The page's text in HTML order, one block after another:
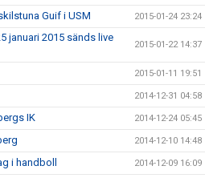
Guif i USM 2015-01-24 23:24
januari 2015 sänds live
2015-01-22 14:37
2015-01-11 19:51
2014-12-31 04:58
IK 2014-12-24 05:45
2014-12-10 14:48
i handboll 2014-12-09 16:09